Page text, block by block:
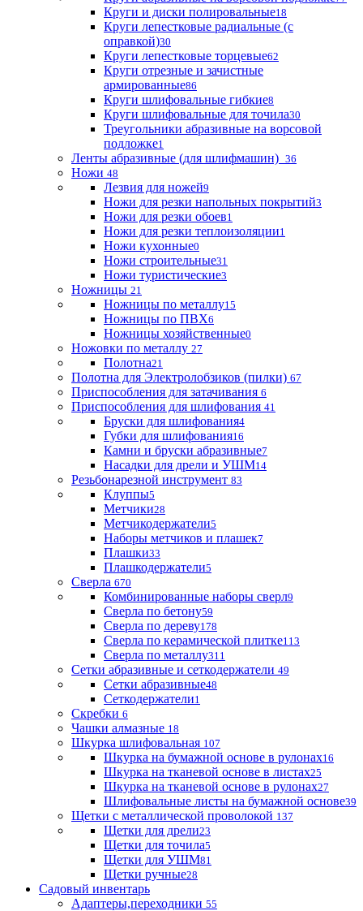
Круги и диски полировальные18
Круги лепестковые радиальные (с
оправкой)30
Круги лепестковые торцевые62
Круги отрезные и зачистные
армированные86
Круги шлифовальные гибкие8
Круги шлифовальные для точила30
Треугольники абразивные на ворсовой
подложке1
Ленты абразивные (для шлифмашин) 36
Ножи 48
Лезвия для ножей9
Ножи для резки напольных покрытий3
Ножи для резки обоев1
Ножи для резки теплоизоляции1
Ножи кухонные0
Ножи строительные31
Ножи туристические3
Ножницы 21
Ножницы по металлу15
Ножницы по ПВХ6
Ножницы хозяйственные0
Ножовки по металлу 27
Полотна21
Полотна для Электролобзиков (пилки) 67
Приспособления для затачивания 6
Приспособления для шлифования 41
Бруски для шлифования4
Губки для шлифования16
Камни и бруски абразивные7
Насадки для дрели и УШМ14
Резьбонарезной инструмент 83
Клуппы5
Метчики28
Метчикодержатели5
Наборы метчиков и плашек7
Плашки33
Плашкодержатели5
Сверла 670
Комбинированные наборы сверл9
Сверла по бетону59
Сверла по дереву178
Сверла по керамической плитке113
Сверла по металлу311
Сетки абразивные и сеткодержатели 49
Сетки абразивные48
Сеткодержатели1
Скребки 6
Чашки алмазные 18
Шкурка шлифовальная 107
Шкурка на бумажной основе в рулонах16
Шкурка на тканевой основе в листах25
Шкурка на тканевой основе в рулонах27
Шлифовальные листы на бумажной основе39
Щетки с металлической проволокой 137
Щетки для дрели23
Щетки для точила5
Щетки для УШМ81
Щетки ручные28
Садовый инвентарь
Адаптеры,переходники 55